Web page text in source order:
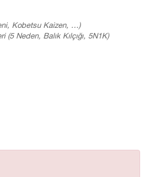
, Kobetsu Kaizen, …)
(5 Neden, Balık Kılçığı, 5N1K)